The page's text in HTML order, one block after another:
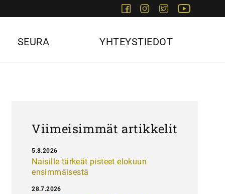
FacebookInstagram
Twitter
SEURA YHTEYSTIEDOT
Viimeisimmät artikkelit
Naisille tärkeät pisteet elokuun
ensimmäisestä
5.8.2026
28.7.2026